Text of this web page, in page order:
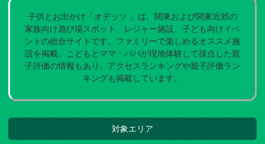
子供とお出かけ「オデッソ 」は、関東および関東近郊の
家族向け遊び場スポット、レジャー施設、子ども向けイベ
ントの総合サイトです。ファミリーで楽しめるオススメ施
設を掲載。こどもとママ・パパが現地体験して採点した親
子評価の情報もあり。アクセスランキングや親子評価ラン
キングも掲載しています。
対象エリア